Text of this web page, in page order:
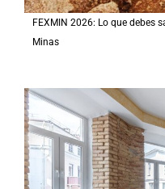
FEXMIN 2026: Lo que debes
Minas